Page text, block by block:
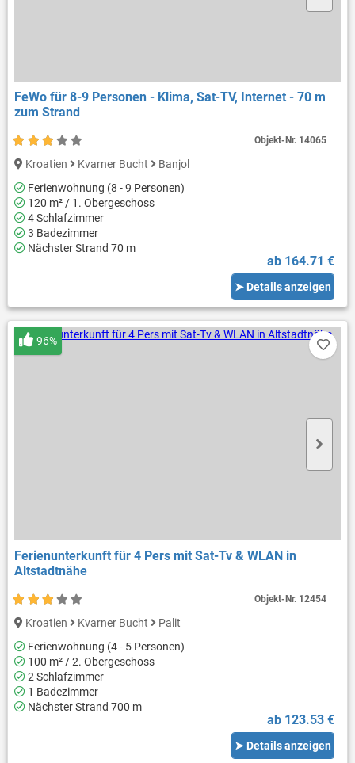
FeWo für 8-9 Personen - Klima, Sat-TV, Internet - 70 m
zum Strand
Kroatien Kvarner Bucht
Banjol
Ferienwohnung (8 - 9 Personen)
120 m² / 1. Obergeschoss
4 Schlafzimmer
3 Badezimmer
Nächster Strand 70 m
ab 164.71 €
➤ Details anzeigen
Objekt-Nr. 14065
Ferienunterkunft für 4 Pers mit Sat-Tv & WLAN in
Altstadtnähe
96%
Kroatien Kvarner Bucht
Palit
Ferienwohnung (4 - 5 Personen)
100 m² / 2. Obergeschoss
2 Schlafzimmer
1 Badezimmer
Nächster Strand 700 m
ab 123.53 €
➤ Details anzeigen
Objekt-Nr. 12454